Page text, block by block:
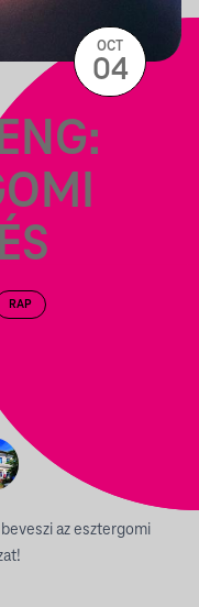
RAP
az esztergomi
OCT
04